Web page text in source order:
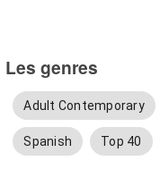
Les genres
Adult Contemporary
Spanish Top 40